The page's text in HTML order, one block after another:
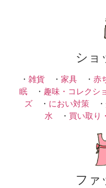
ショ
・ 雑貨 ・ 家具 ・ 赤
眠・ 趣味・コレクシ
ズ ・ におい対策 ・
水 ・ 買い取り
ファ